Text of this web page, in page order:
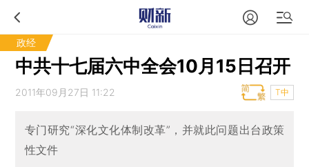
政经
中共十七届六中全会10月15日召开
2011年09月27日 11:22 T中
专门研究“深化文化体制改革”，并就此问题出台政策
性文件